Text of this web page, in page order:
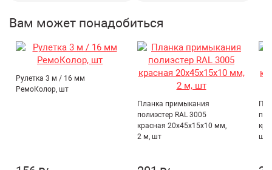
Вам может понадобиться
Рулетка 3 м / 16 мм
РемоКолор, шт
Планка примыкания
полиэстер RAL 3005
красная 20х45х15х10 мм,
2 м, шт
шт